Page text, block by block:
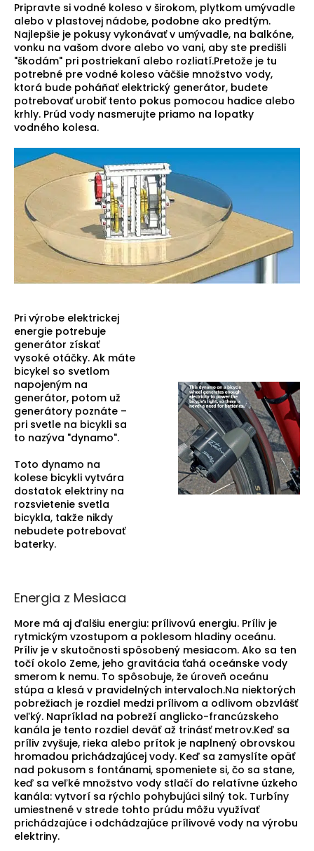
Pripravte si vodné koleso v širokom, plytkom umývadle
alebo v plastovej nádobe, podobne ako predtým.
Najlepšie je pokusy vykonávať v umývadle, na balkóne,
vonku na vašom dvore alebo vo vani, aby ste predišli
"škodám" pri postriekaní alebo rozliatí.Pretože je tu
potrebné pre vodné koleso väčšie množstvo vody,
ktorá bude poháňať elektrický generátor, budete
potrebovať urobiť tento pokus pomocou hadice alebo
krhly. Prúd vody nasmerujte priamo na lopatky
vodného kolesa.
Pri výrobe elektrickej
energie potrebuje
generátor získať
vysoké otáčky. Ak máte
bicykel so svetlom
napojeným na
generátor, potom už
generátory poznáte –
pri svetle na bicykli sa
to nazýva "dynamo".
Toto dynamo na
kolese bicykli vytvára
dostatok elektriny na
rozsvietenie svetla
bicykla, takže nikdy
nebudete potrebovať
baterky.
Energia z Mesiaca
More má aj ďalšiu energiu: prílivovú energiu. Príliv je
rytmickým vzostupom a poklesom hladiny oceánu.
Príliv je v skutočnosti spôsobený mesiacom. Ako sa ten
točí okolo Zeme, jeho gravitácia ťahá oceánske vody
smerom k nemu. To spôsobuje, že úroveň oceánu
stúpa a klesá v pravidelných intervaloch.Na niektorých
pobrežiach je rozdiel medzi prílivom a odlivom obzvlášť
veľký. Napríklad na pobreží anglicko-francúzskeho
kanála je tento rozdiel deväť až trinásť metrov.Keď sa
príliv zvyšuje, rieka alebo prítok je naplnený obrovskou
hromadou prichádzajúcej vody. Keď sa zamyslíte opäť
nad pokusom s fontánami, spomeniete si, čo sa stane,
keď sa veľké množstvo vody stlačí do relatívne úzkeho
kanála: vytvorí sa rýchlo pohybujúci silný tok. Turbíny
umiestnené v strede tohto prúdu môžu využívať
prichádzajúce i odchádzajúce prílivové vody na výrobu
elektriny.